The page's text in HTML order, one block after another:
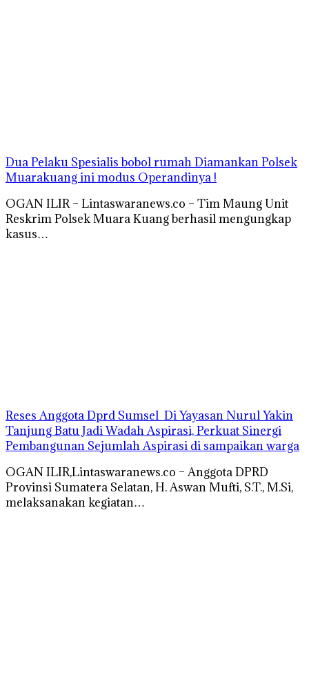
Dua Pelaku Spesialis bobol rumah Diamankan Polsek
Muarakuang ini modus Operandinya !
OGAN ILIR – Lintaswaranews.co – Tim Maung Unit
Reskrim Polsek Muara Kuang berhasil mengungkap
kasus…
Reses Anggota Dprd Sumsel Di Yayasan Nurul Yakin
Tanjung Batu Jadi Wadah Aspirasi, Perkuat Sinergi
Pembangunan Sejumlah Aspirasi di sampaikan warga
OGAN ILIR,Lintaswaranews.co – Anggota DPRD
Provinsi Sumatera Selatan, H. Aswan Mufti, S.T., M.Si,
melaksanakan kegiatan…